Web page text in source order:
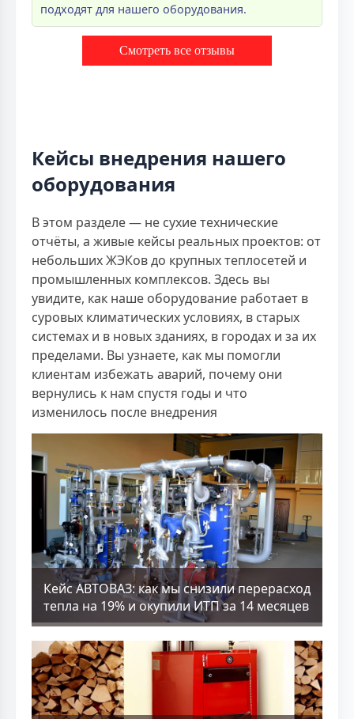
подходят для нашего оборудования.
Смотреть все отзывы
Кейсы внедрения нашего
оборудования
В этом разделе — не сухие технические
отчёты, а живые кейсы реальных проектов: от
небольших ЖЭКов до крупных теплосетей и
промышленных комплексов. Здесь вы
увидите, как наше оборудование работает в
суровых климатических условиях, в старых
системах и в новых зданиях, в городах и за их
пределами. Вы узнаете, как мы помогли
клиентам избежать аварий, почему они
вернулись к нам спустя годы и что
изменилось после внедрения
Кейс АВТОВАЗ: как мы снизили перерасход
тепла на 19% и окупили ИТП за 14 месяцев